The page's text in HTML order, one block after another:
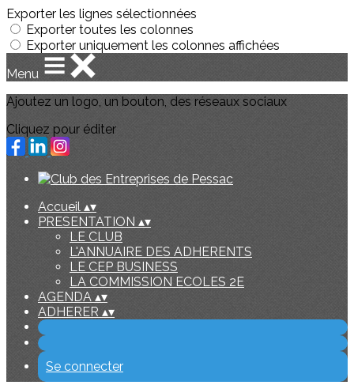
Exporter les lignes sélectionnées
Exporter toutes les colonnes
Exporter uniquement les colonnes affichées
Menu
Ajoutez un logo, un bouton, des réseaux sociaux
Cliquez pour éditer
Accueil ▴▾
PRESENTATION ▴▾
LE CLUB
L'ANNUAIRE DES ADHERENTS
LE CEP BUSINESS
LA COMMISSION ECOLES 2E
AGENDA ▴▾
ADHERER ▴▾
Se connecter